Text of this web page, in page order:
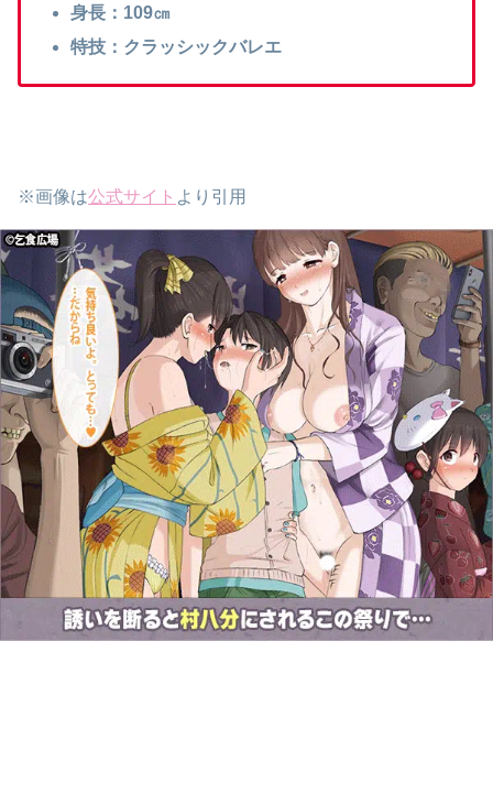
身長：109㎝
特技：クラッシックバレエ
※画像は公式サイト より引用